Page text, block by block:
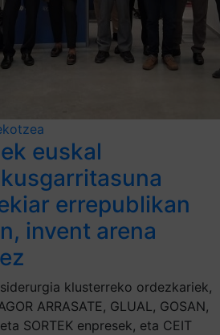
euskal
errepublikan
invent arena
klusterreko ordezkariek,
ARRASATE, GLUAL, GOSAN,
SORTEK enpresek, eta CEIT